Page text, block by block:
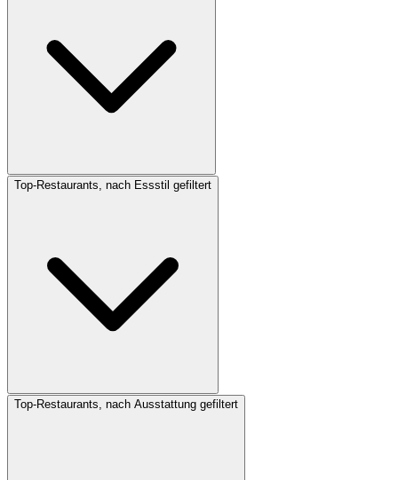
Top-Restaurants, nach Essstil gefiltert
Top-Restaurants, nach Ausstattung gefiltert